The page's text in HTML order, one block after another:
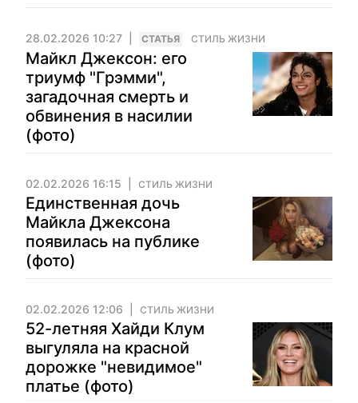
28.02.2026 10:27 CТАТЬЯ СТИЛЬ ЖИЗНИ
Майкл Джексон: его
триумф "Грэмми",
загадочная смерть и
обвинения в насилии
(фото)
02.02.2026 16:15 СТИЛЬ ЖИЗНИ
Единственная дочь
Майкла Джексона
появилась на публике
(фото)
02.02.2026 12:06 СТИЛЬ ЖИЗНИ
52-летняя Хайди Клум
выгуляла на красной
дорожке "невидимое"
платье (фото)